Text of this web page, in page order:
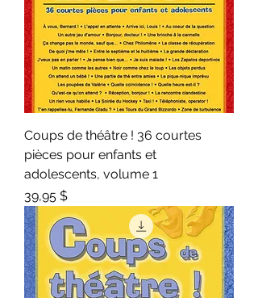
Coups de théâtre ! 36 courtes
pièces pour enfants et
adolescents, volume 1
Prix
39,95 $